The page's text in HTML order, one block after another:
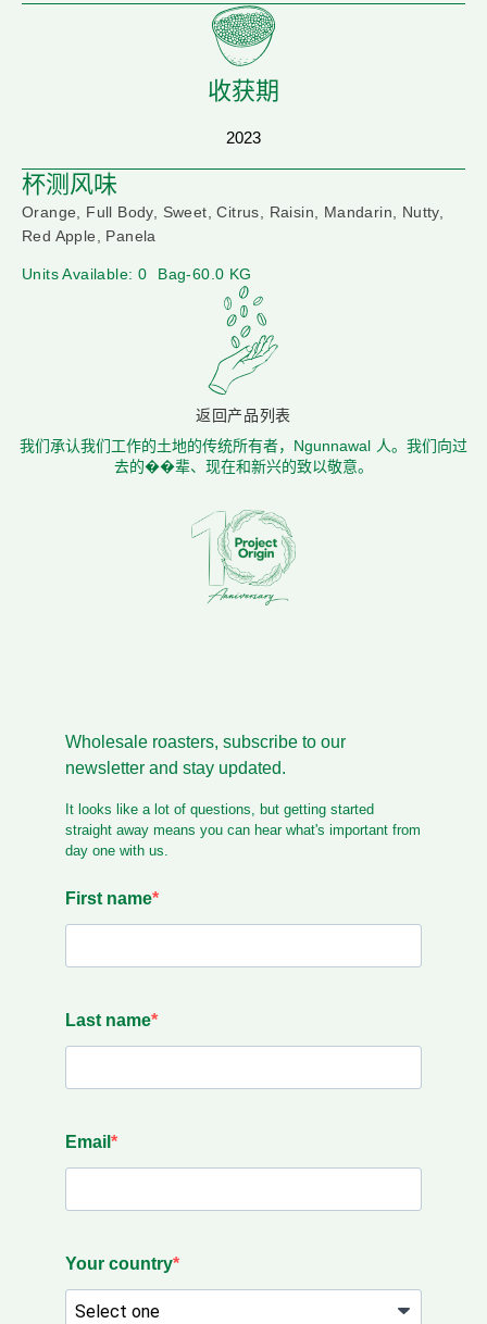
收获期
2023
杯测风味
Orange, Full Body, Sweet, Citrus, Raisin, Mandarin, Nutty,
Red Apple, Panela
Units Available: 0 Bag-60.0 KG
返回产品列表
我们承认我们工作的土地的传统所有者，Ngunnawal 人。我们向过
去的��辈、现在和新兴的致以敬意。